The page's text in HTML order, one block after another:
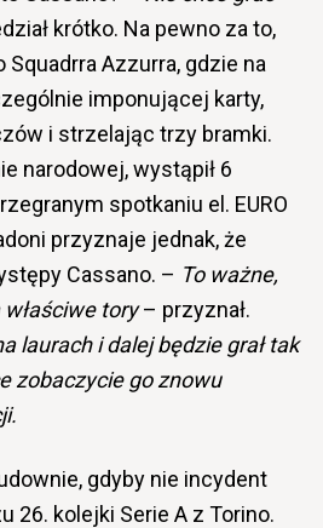
krótko. Na pewno za to,
Azzurra, gdzie na
imponującej karty,
i strzelając trzy bramki.
narodowej, wystąpił 6
spotkaniu el. EURO
przyznaje jednak, że
Cassano. – To ważne,
tory– przyznał.
laurach i dalej będzie grał tak
zobaczycie go znowu
gdyby nie incydent
26. kolejki Serie A z Torino.